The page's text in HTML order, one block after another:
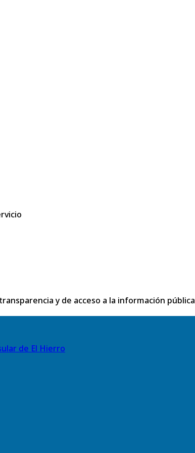
y de acceso a la información pública
de El Hierro